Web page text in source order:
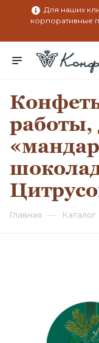
Для наших
корпоративные
работы,
Главная — Каталог